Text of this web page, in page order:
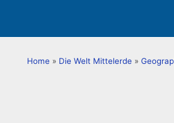
Home » Die Welt Mittelerde »